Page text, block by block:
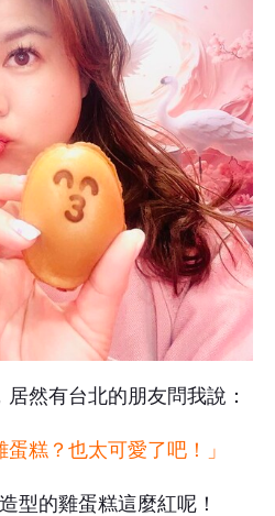
然有台北的朋友問我說：
蛋糕？也太可愛了吧！」
型的雞蛋糕這麼紅呢！